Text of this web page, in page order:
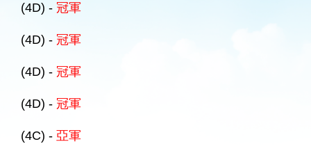
(4D) - 冠軍
(4D) - 冠軍
(4D) - 冠軍
(4D) - 冠軍
(4C) - 亞軍